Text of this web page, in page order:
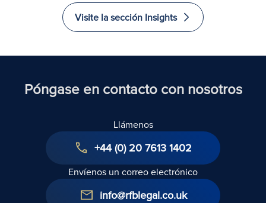
Visite la sección Insights
Póngase en contacto con nosotros
Llámenos
+44 (0) 20 7613 1402
Envíenos un correo electrónico
info@rfblegal.co.uk